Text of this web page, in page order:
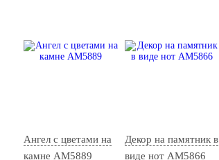
Ангел с цветами на
камне AM5889
Декор на памятник в
виде нот AM5866